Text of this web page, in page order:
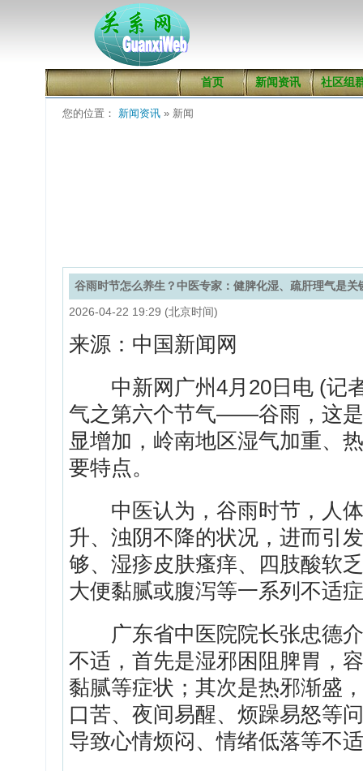
首页 新闻资讯 社区组
您的位置： 新闻资讯» 新闻
谷雨时节怎么养生？中医专家：健脾化湿、疏肝理气是关
2026-04-22 19:29 (北京时间)
来源：中国新闻网
中新网广州4月20日电 (记
气之第六个节气——谷雨，这
显增加，岭南地区湿气加重、
要特点。
中医认为，谷雨时节，人体
升、浊阴不降的状况，进而引
够、湿疹皮肤瘙痒、四肢酸软
大便黏腻或腹泻等一系列不适
广东省中医院院长张忠德介
不适，首先是湿邪困阻脾胃，
黏腻等症状；其次是热邪渐盛
口苦、夜间易醒、烦躁易怒等
导致心情烦闷、情绪低落等不